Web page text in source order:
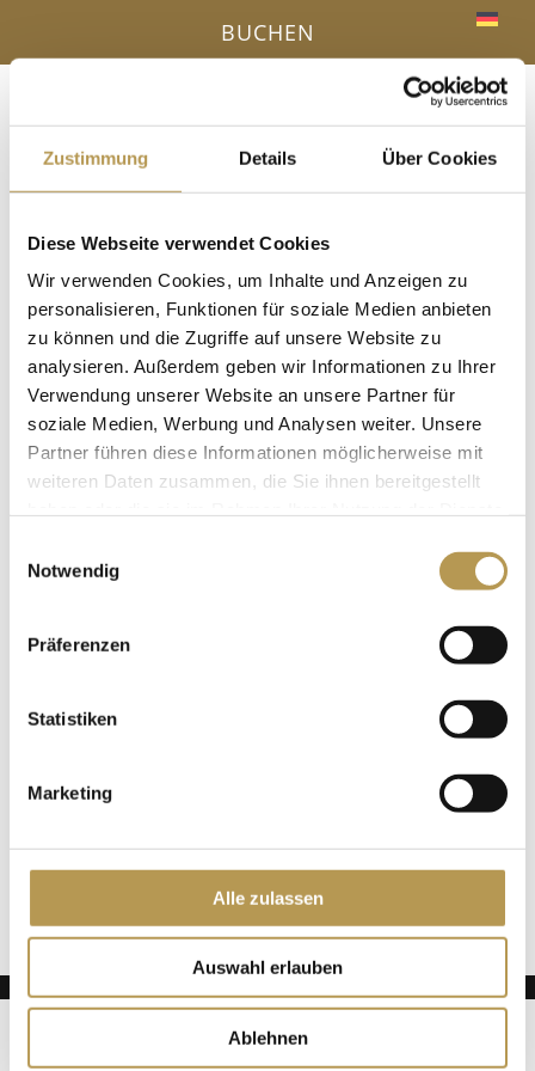
Zustimmung Details Über Cookies
Diese Webseite verwendet Cookies
Wir verwenden Cookies, um Inhalte und Anzeigen zu
personalisieren, Funktionen für soziale Medien anbieten
zu können und die Zugriffe auf unsere Website zu
analysieren. Außerdem geben wir Informationen zu Ihrer
Verwendung unserer Website an unsere Partner für
soziale Medien, Werbung und Analysen weiter. Unsere
Partner führen diese Informationen möglicherweise mit
weiteren Daten zusammen, die Sie ihnen bereitgestellt
Notwendig
Präferenzen
Statistiken
Marketing
Alle zulassen
Auswahl erlauben
Ablehnen
IHR VORTEIL - DIREKTBUCHUNG ONLINE
ADLERS
PAUSCHALE
a
BUCHEN
« Alle Veranstaltungen
Diese Veranstaltung hat bereits stattgefunden.
Yoga mit Annette
21 Juni, 11:00- 12:00
DETAILS
21 Juni
11:00 - 12:00